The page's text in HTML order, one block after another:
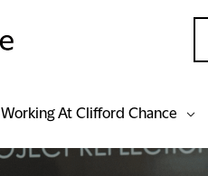
Working At Clifford Chance